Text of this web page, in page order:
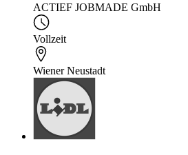
ACTIEF JOBMADE GmbH
Vollzeit
Wiener Neustadt